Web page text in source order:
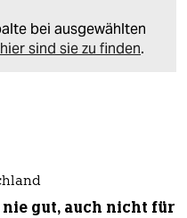
bei ausgewählten
hier sind sie zu finden.
gut, auch nicht für